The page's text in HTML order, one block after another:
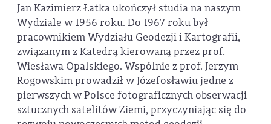
Jan Kazimierz Łatka ukończył studia na naszym
Wydziale w 1956 roku. Do 1967 roku był
pracownikiem Wydziału Geodezji i Kartografii,
związanym z Katedrą kierowaną przez prof.
Wiesława Opalskiego. Wspólnie z prof. Jerzym
Rogowskim prowadził w Józefosławiu jedne z
pierwszych w Polsce fotograficznych obserwacji
sztucznych satelitów Ziemi, przyczyniając się do